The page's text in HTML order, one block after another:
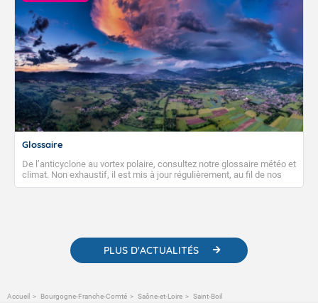
Glossaire
De l’anticyclone au vortex polaire, consultez notre glossaire météo et
climat. Non exhaustif, il est mis à jour régulièrement, au fil de nos
publications. Vous y trouverez également des liens utiles vers nos
PLUS D'ACTUALITÉS
Accueil Bourgogne-Franche-Comté Saône-et-Loire Saint-Boil